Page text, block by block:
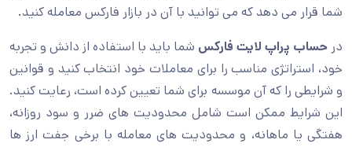
شما قرار می دهد که می توانید با آن در بازار فارکس معامله کنید.
در حساب پراپ لایت فارکس شما باید با استفاده از دانش و تجربه
خود، استراتژی مناسب را برای معاملات خود انتخاب کنید و قوانین
و شرایطی را که آن موسسه برای شما تعیین کرده است، رعایت کنید.
این شرایط ممکن است شامل محدودیت های ضرر و سود روزانه،
هفتگی یا ماهانه، و محدودیت های معامله با برخی جفت ارز ها